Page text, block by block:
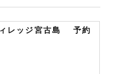
レッジ宮古島 予約